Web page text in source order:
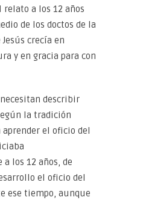
relato a los 12 años
de los doctos de la
crecía en
y en gracia para con
describir
la tradición
aprender el oficio del
los 12 años, de
el oficio del
ese tiempo, aunque